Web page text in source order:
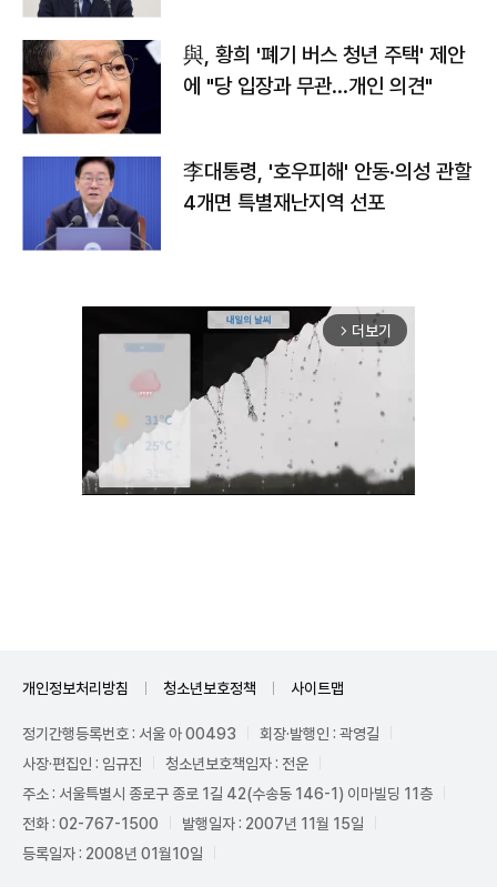
與, 황희 '폐기 버스 청년 주택' 제안
에 "당 입장과 무관…개인 의견"
李대통령, '호우피해' 안동·의성 관할
4개면 특별재난지역 선포
arrow_forward_ios 더보기
개인정보처리방침 청소년보호정책 사이트맵
정기간행등록번호 : 서울 아 00493
회장·발행인 : 곽영길
사장·편집인 : 임규진
청소년보호책임자 : 전운
주소 : 서울특별시 종로구 종로 1길 42(수송동 146-1) 이마빌딩 11층
전화 : 02-767-1500
발행일자 : 2007년 11월 15일
등록일자 : 2008년 01월10일